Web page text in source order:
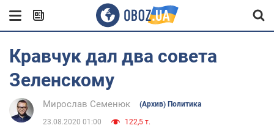
Кравчук дал два совета
Зеленскому
Мирослав Семенюк (Архив) Политика
23.08.2020 01:00 122,5 т.